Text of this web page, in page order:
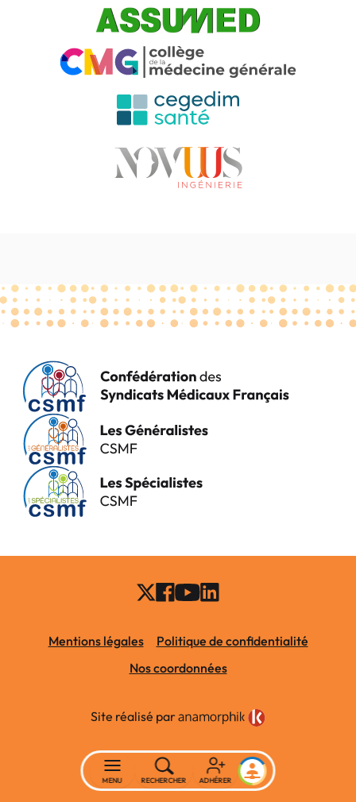
Mentions légales
Politique de confidentialité
Nos coordonnées
Site réalisé par
MENU RECHERCHER ADHÉRER